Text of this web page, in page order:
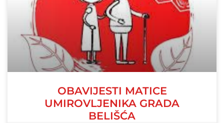
OBAVIJESTI MATICE
UMIROVLJENIKA GRADA
BELIŠĆA